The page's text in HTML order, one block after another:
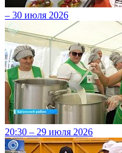
– 30 июля 2026
20:30 – 29 июля 2026